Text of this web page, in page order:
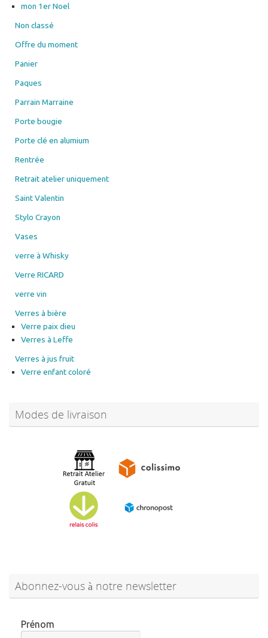
mon 1er Noel
Non classé
Offre du moment
Panier
Paques
Parrain Marraine
Porte bougie
Porte clé en alumium
Rentrée
Retrait atelier uniquement
Saint Valentin
Stylo Crayon
Vases
verre à Whisky
Verre RICARD
verre vin
Verres à bière
Verre paix dieu
Verres à Leffe
Verres à jus fruit
Verre enfant coloré
Modes de livraison
Abonnez-vous à notre newsletter
Prénom